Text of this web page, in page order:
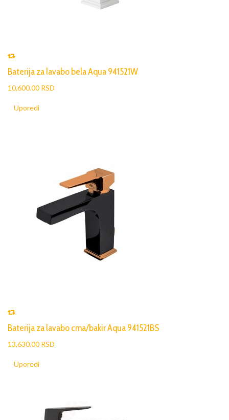
Baterija za lavabo bela Aqua 941521W
10,600.00 RSD
Uporedi
Baterija za lavabo crna/bakir Aqua 941521BS
13,630.00 RSD
Uporedi